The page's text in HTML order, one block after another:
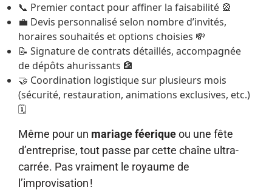
📞 Premier contact pour affiner la faisabilité 🎡
💼 Devis personnalisé selon nombre d’invités,
horaires souhaités et options choisies 💸
📝 Signature de contrats détaillés, accompagnée
de dépôts ahurissants 🏦
🤝 Coordination logistique sur plusieurs mois
(sécurité, restauration, animations exclusives, etc.)
🗓️
Même pour un mariage féeriqueou une fête
d’entreprise, tout passe par cette chaîne ultra-
carrée. Pas vraiment le royaume de
l’improvisation !